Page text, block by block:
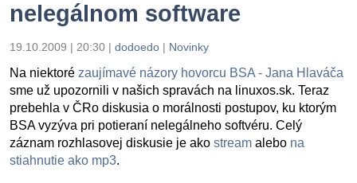
nelegálnom software
19.10.2009 | 20:30 | dodoedo | Novinky
Na niektoré zaujímavé názory hovorcu BSA - Jana Hlaváča
sme už upozornili v našich spravách na linuxos.sk. Teraz
prebehla v ČRo diskusia o morálnosti postupov, ku ktorým
BSA vyzýva pri potieraní nelegálneho softvéru. Celý
záznam rozhlasovej diskusie je ako stream alebo na
stiahnutie ako mp3.